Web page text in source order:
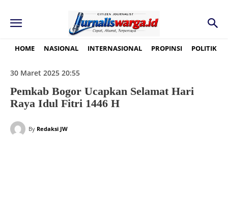
HOME NASIONAL INTERNASIONAL PROPINSI POLITIK
30 Maret 2025 20:55
Pemkab Bogor Ucapkan Selamat Hari
Raya Idul Fitri 1446 H
By Redaksi JW